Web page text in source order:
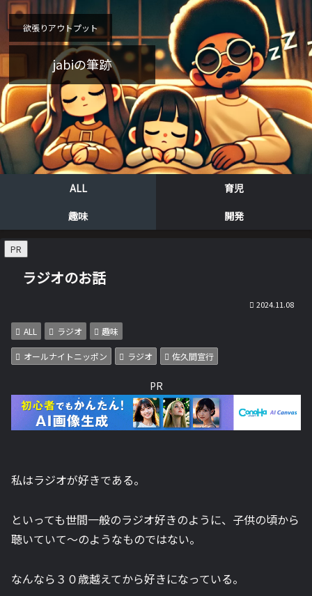
欲張りアウトプット
jabiの筆跡
ALL
育児
趣味
開発
PR
ラジオのお話
2024.11.08
ALL ラジオ 趣味
オールナイトニッポン ラジオ 佐久間宣行
PR
私はラジオが好きである。
といっても世間一般のラジオ好きのように、子供の頃から
聴いていて〜のようなものではない。
なんなら３０歳越えてから好きになっている。